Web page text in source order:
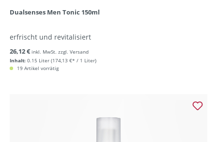
Dualsenses Men Tonic 150ml
erfrischt und revitalisiert
Inhalt: 0.15 Liter (174,13 €* / 1 Liter)
26,12 € inkl. MwSt. zzgl. Versand
19 Artikel vorrätig